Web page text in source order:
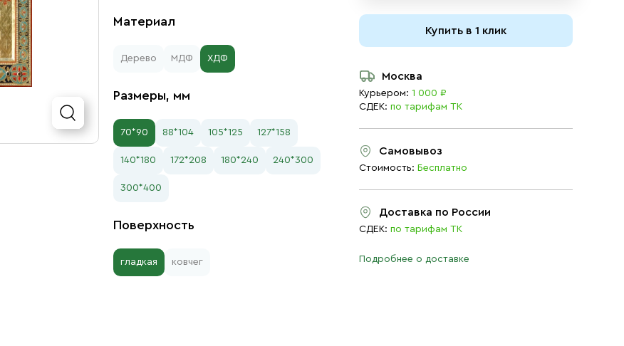
Материал
Дерево МДФ ХДФ
Размеры, мм
70*90 88*104 105*125 127*158
140*180 172*208 180*240 240*300
300*400
Поверхность
гладкая ковчег
Купить в 1 клик
Москва
Курьером: 1 000 ₽
СДЕК: по тарифам ТК
Самовывоз
Стоимость: Бесплатно
Доставка по России
СДЕК: по тарифам ТК
Подробнее о доставке